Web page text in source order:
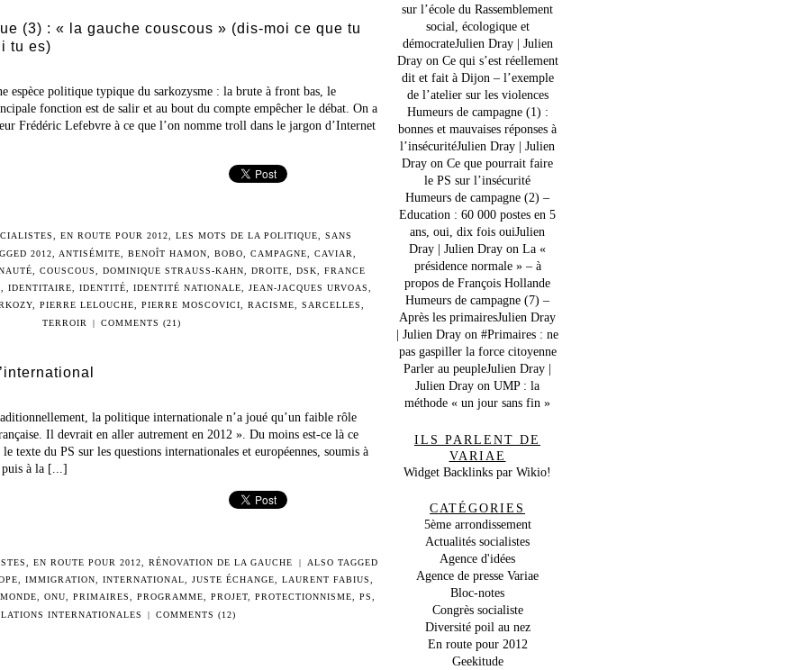
(3) : « la gauche couscous » (dis-moi ce que tu
tu es)
espèce politique typique du sarkozysme : la brute à front bas, le
fonction est de salir et au bout du compte empêcher le débat. On a
Frédéric Lefebvre à ce que l’on nomme troll dans le jargon d’Internet
EN ROUTE POUR 2012 LES MOTS DE LA POLITIQUE
SANS
2012 ANTISÉMITE ,BENOÎT HAMON ,BOBO ,CAMPAGNE ,CAVIAR
COUSCOUS DOMINIQUE STRAUSS-KAHN DROITE DSK
FRANCE
IDENTITAIRE IDENTITÉ IDENTITÉ NATIONALE JEAN-JACQUES URVOAS
PIERRE LELOUCHE PIERRE MOSCOVICI RACISME SARCELLES
TERROIR
| COMMENTS (21)
la politique internationale n’a joué qu’un faible rôle
Il devrait en aller autrement en 2012 ». Du moins est-ce là ce
le texte du PS sur les questions internationales et européennes, soumis à
puis à la [...]
,EN ROUTE POUR 2012 ,RÉNOVATION DE LA GAUCHE |
ALSO TAGGED
IMMIGRATION INTERNATIONAL JUSTE ÉCHANGE LAURENT FABIUS
MONDE
ONU PRIMAIRES PROGRAMME PROJET PROTECTIONNISME PS
INTERNATIONALES
| COMMENTS (12)
sur l’école du Rassemblement
social, écologique et
démocrateJulien Dray | Julien
Drayon Ce qui s’est réellement
dit et fait à Dijon – l’exemple
de l’atelier sur les violences
Humeurs de campagne (1) :
bonnes et mauvaises réponses à
l’insécuritéJulien Dray | Julien
Dray on Ce que pourrait faire
le PS sur l’insécurité
Humeurs de campagne (2) –
Education : 60 000 postes en 5
ans, oui, dix fois ouiJulien
Dray | Julien Dray on La «
présidence normale » – à
propos de François Hollande
Humeurs de campagne (7) –
Après les primairesJulien Dray
| Julien Dray on #Primaires : ne
pas gaspiller la force citoyenne
Parler au peupleJulien Dray |
Julien Dray on UMP : la
méthode « un jour sans fin »
ILS PARLENT DE
VARIAE
Widget Backlinks par Wikio!
CATÉGORIES
5ème arrondissement
Actualités socialistes
Agence d'idées
Agence de presse Variae
Bloc-notes
Congrès socialiste
Diversité poil au nez
En route pour 2012
Geekitude